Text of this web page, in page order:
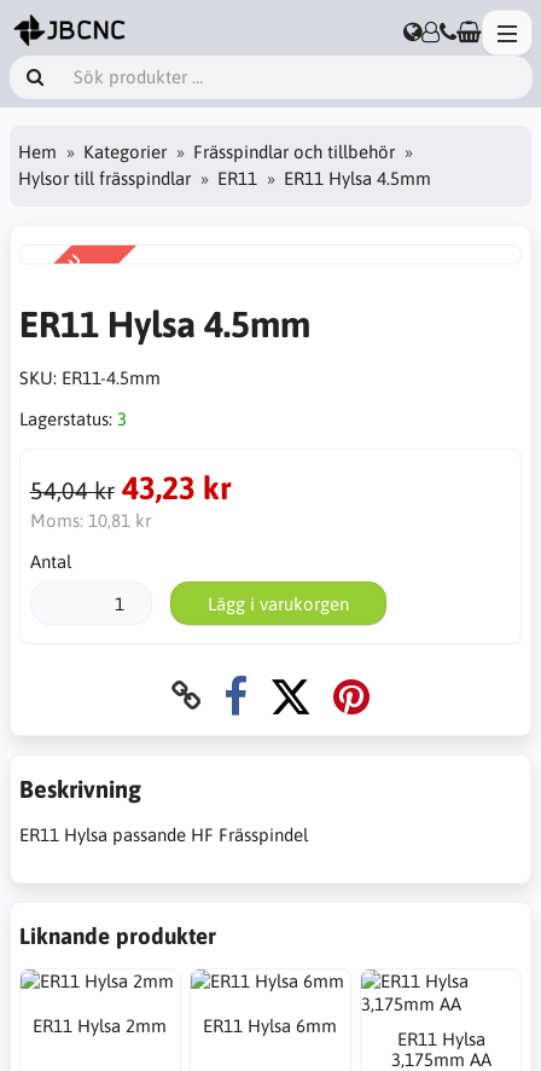
Hem Kategorier
Frässpindlar och tillbehör
Hylsor till frässpindlar
ER11 ER11 Hylsa 4.5mm
KAMPANJ
ER11 Hylsa 4.5mm
SKU: ER11-4.5mm
Lagerstatus: 3
54,04 kr 43,23 kr
Moms: 10,81 kr
Antal
Lägg i varukorgen
Beskrivning
ER11 Hylsa passande HF Frässpindel
Liknande produkter
ER11 Hylsa 2mm ER11 Hylsa 6mm
ER11 Hylsa
3,175mm AA